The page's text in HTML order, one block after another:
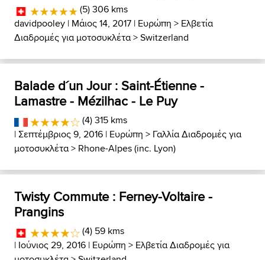
(5) 306 kms
davidpooley | Μάιος 14, 2017 | Ευρώπη > Ελβετία
Διαδρομές για μοτοσυκλέτα>Switzerland
Balade d´un Jour : Saint-Étienne -
Lamastre - Mézilhac - Le Puy
(4) 315 kms
| Σεπτέμβριος 9, 2016 | Ευρώπη > Γαλλία Διαδρομές για
μοτοσυκλέτα> Rhone-Alpes (inc. Lyon)
Twisty Commute : Ferney-Voltaire -
Prangins
(4) 59 kms
| Ιούνιος 29, 2016 | Ευρώπη > Ελβετία Διαδρομές για